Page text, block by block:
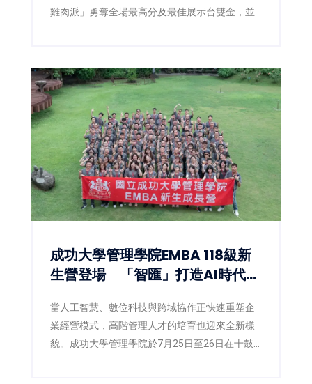
雞肉派」勇奪全場最高分及最佳展示台雙金，並
成功大學管理學院EMBA 118級新
生營登場 「智匯」打造AI時代數
當人工智慧、數位科技與跨域協作正快速重塑企
業經營模式，高階管理人才的培育也迎來全新樣
貌。成功大學管理學院於7月25日至26日在十鼓